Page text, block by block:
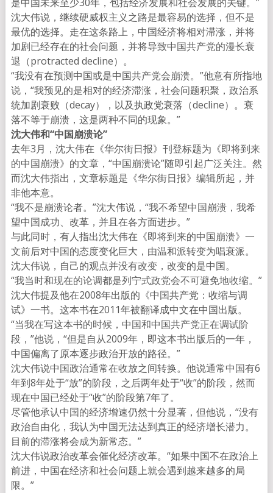
沈大伟说，继续硬威权主义之路是最容易的选择，但不是
最优的选择。走在这条路上，中国经济将相对滞涨，并将
加剧已经存在的社会问题，并将导致中国共产党的漫长衰
退（protracted decline）。
“我没有在预测中国或是中国共产党会崩溃。”他意有所指地
说，“我预见的是相对的经济滞涨，社会问题积聚，政治系
统加剧衰败（decay），以及执政党衰落（decline）。衰
落不等于崩溃，这是两种不同的现象。”
沈大伟和“中国崩溃论”
去年3月，沈大伟在《华尔街日报》刊登标题为《即将到来
的中国崩溃》的文章，“中国崩溃论”随即引起广泛关注。然
而沈大伟指出，文章标题是《华尔街日报》编辑所起，并
非他本意。
“我不是崩溃论者。”沈大伟说，“我不希望中国崩溃，我希
望中国成功、改革，并且在各方面进步。”
与此同时，有人指出沈大伟在《即将到来的中国崩溃》一
文前后对中国的态度变化巨大，由温和派转变为唱衰派。
沈大伟说，自己的观点并没有改变，改变的是中国。
“我当时和现在的论调都是列宁式政党会不可避免地收缩。”
沈大伟提及他在2008年出版的《中国共产党：收缩与调
试》一书。这本书在2011年被翻译成中文在中国出版。
“当我在写这本书的时候，中国和中国共产党正在调试阶
段，”他说，“但是自从2009年，即这本书出版后的一年，
中国偏离了原本逐步政治开放的路径。”
沈大伟说中国政治通常在收放之间转换。他说通常中国有6
年到8年处于“放”的阶段，之后两年处于“收”的阶段，然而
现在中国已经处于“收”的阶段第7年了。
尽管他承认中国的经济增速仍然十分显著，但他说，“没有
政治自由化，我认为中国无法达到真正的经济增长潜力。
目前的滞涨将会成为新常态。”
沈大伟说政治改革会催化经济改革。“如果中国不在政治上
前进，中国在经济和社会问题上就会遇到越来越多的局
限。”